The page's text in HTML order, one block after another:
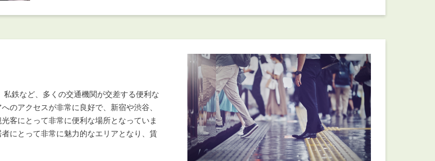
鉄など、多くの交通機関が交差する便利な
のアクセスが非常に良好で、新宿や渋谷、
客にとって非常に便利な場所となっていま
にとって非常に魅力的なエリアとなり、賃